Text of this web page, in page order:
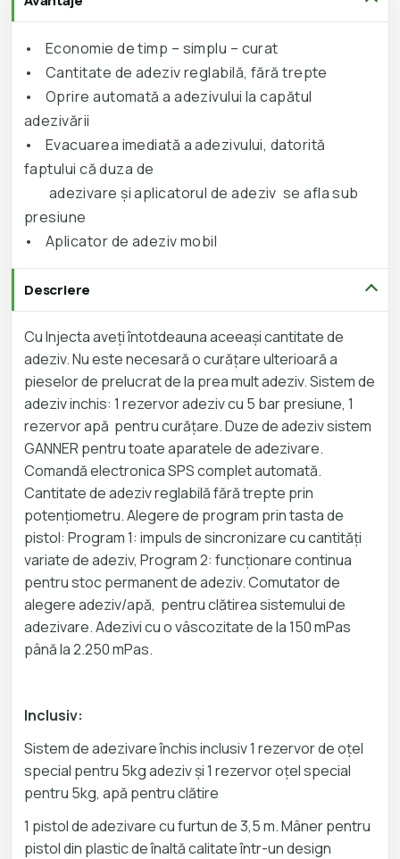
•
Economie de timp – simplu – curat
•
Cantitate de adeziv reglabilă, fără trepte
•
Oprire automată a adezivului la capătul
adezivării
•
Evacuarea imediată a adezivului, datorită
faptului că duza de
adezivare și aplicatorul de adeziv se afla sub
presiune
•
Aplicator de adeziv mobil
Descriere
Cu Injecta aveți întotdeauna aceeași cantitate de
adeziv. Nu este necesară o curățare ulterioară a
pieselor de prelucrat de la prea mult adeziv. Sistem de
adeziv inchis: 1 rezervor adeziv cu 5 bar presiune, 1
rezervor apă pentru curățare. Duze de adeziv sistem
GANNER pentru toate aparatele de adezivare.
Comandă electronica SPS complet automată.
Cantitate de adeziv reglabilă fără trepte prin
potențiometru. Alegere de program prin tasta de
pistol: Program 1: impuls de sincronizare cu cantități
variate de adeziv, Program 2: funcționare continua
pentru stoc permanent de adeziv. Comutator de
alegere adeziv/apă, pentru clătirea sistemului de
adezivare. Adezivi cu o vâscozitate de la 150 mPas
până la 2.250 mPas.
Inclusiv:
Sistem de adezivare închis inclusiv 1 rezervor de oțel
special pentru 5kg adeziv și 1 rezervor oțel special
pentru 5kg, apă pentru clătire
1 pistol de adezivare cu furtun de 3,5 m. Mâner pentru
pistol din plastic de înaltă calitate într-un design